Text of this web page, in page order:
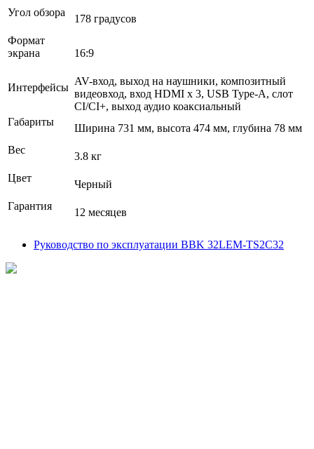
Угол обзора
178 градусов
Формат
экрана
16:9
Интерфейсы
AV-вход, выход на наушники, композитный
видеовход, вход HDMI x 3, USB Type-A, слот
CI/CI+, выход аудио коаксиальный
Габариты
Ширина 731 мм, высота 474 мм, глубина 78 мм
Вес
3.8 кг
Цвет
Черный
Гарантия
12 месяцев
Руководство по эксплуатации BBK 32LEM-TS2C32